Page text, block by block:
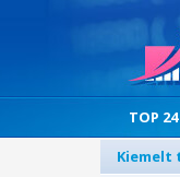
TOP
Kiemelt